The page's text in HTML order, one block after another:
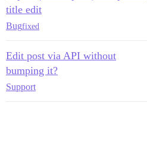
title edit
Bugfixed
Edit post via API without
bumping it?
Support